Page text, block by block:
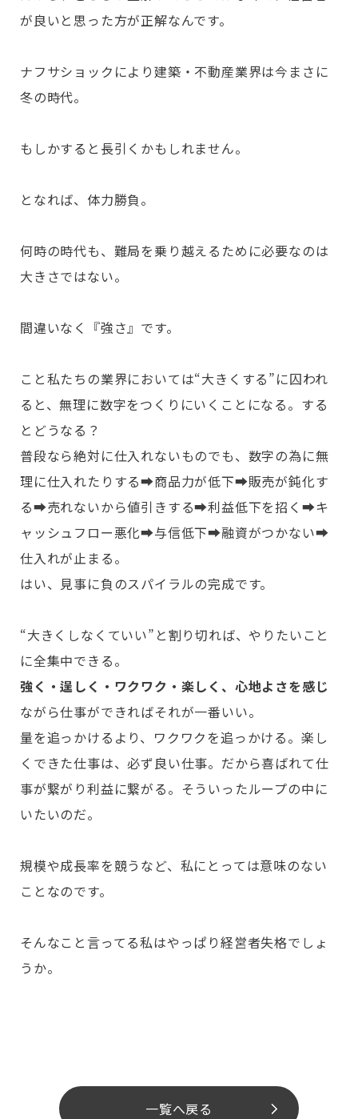
が良いと思った方が正解なんです。
ナフサショックにより建築・不動産業界は今まさに
冬の時代。
もしかすると長引くかもしれません。
となれば、体力勝負。
何時の時代も、難局を乗り越えるために必要なのは
大きさではない。
間違いなく『強さ』です。
こと私たちの業界においては“大きくする”に囚われ
ると、無理に数字をつくりにいくことになる。する
とどうなる？
普段なら絶対に仕入れないものでも、数字の為に無
理に仕入れたりする➡商品力が低下➡販売が鈍化す
る➡売れないから値引きする➡利益低下を招く➡キ
ャッシュフロー悪化➡与信低下➡融資がつかない➡
仕入れが止まる。
はい、見事に負のスパイラルの完成です。
“大きくしなくていい”と割り切れば、やりたいこと
に全集中できる。
強く・逞しく・ワクワク・楽しく、心地よさを感じ
ながら仕事ができればそれが一番いい。
量を追っかけるより、ワクワクを追っかける。楽し
くできた仕事は、必ず良い仕事。だから喜ばれて仕
事が繋がり利益に繋がる。そういったループの中に
いたいのだ。
規模や成長率を競うなど、私にとっては意味のない
ことなのです。
そんなこと言ってる私はやっぱり経営者失格でしょ
うか。
一覧へ戻る